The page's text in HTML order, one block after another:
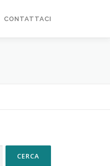
CONTATTACI